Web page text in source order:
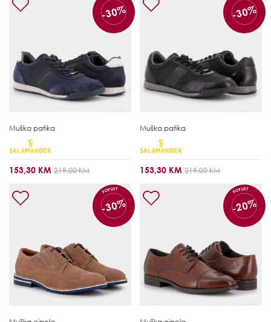
-30%
Muška patika
153,30 KM 219,00 KM
-30%
Muška patika
153,30 KM 219,00 KM
POPUST
-30%
POPUST
-20%